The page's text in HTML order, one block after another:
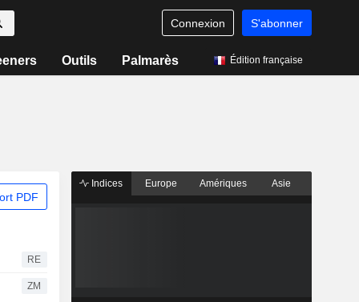
Connexion S'abonner
Outils Palmarès Édition française
PDF
RE
ZM
Indices Europe Amériques Asie